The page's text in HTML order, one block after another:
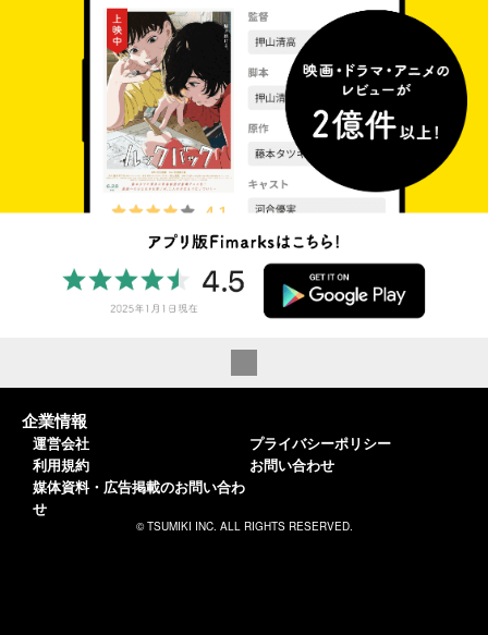
企業情報
運営会社
利用規約
媒体資料・広告掲載のお問い合わ
せ
プライバシーポリシー
お問い合わせ
© TSUMIKI INC. ALL RIGHTS RESERVED.